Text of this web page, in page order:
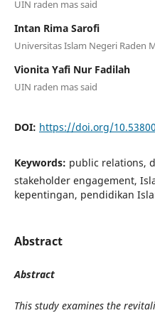
UIN raden mas said
Intan Rima Sarofi
Universitas Islam Negeri Raden
Vionita Yafi Nur Fadilah
UIN raden mas said
DOI: https://doi.org/
Keywords: public relations,
stakeholder engagement,
kepentingan, pendidikan
Abstract
Abstract
This study examines the